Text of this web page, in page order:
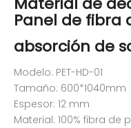
Panel de fibra
absorción de
Modelo: PET-HD-01
Tamaño: 600*1040mm
Espesor: 12 mm
Material: 100% fibra de